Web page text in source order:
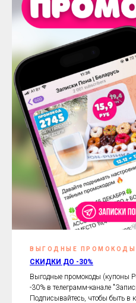
ВЫГОДНЫЕ ПРОМОКОДЫ
СКИДКИ ДО -30%
Выгодные промокоды (купоны
-30% в телеграмм-канале
Подписывайтесь, чтобы быть в